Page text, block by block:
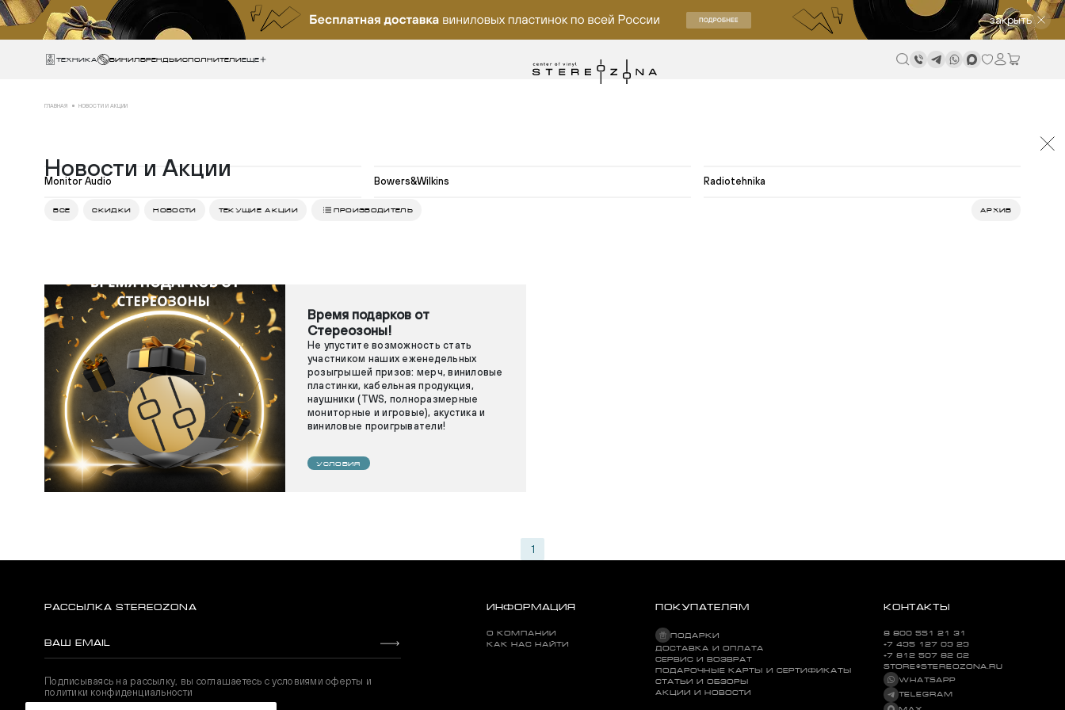
закрыть
Техника ВИНИЛБРЕНДЫИСПОЛНИТЕЛИЕще
ГЛАВНАЯ НОВОСТИ И АКЦИИ
Новости и Акции
Monitor Audio Bowers&Wilkins Radiotehnika
ВСЕ СКИДКИ НОВОСТИ ТЕКУЩИЕ АКЦИИ ПРОИЗВОДИТЕЛЬ АРХИВ
Время подарков от
Стереозоны!
Не упустите возможность стать
участником наших еженедельных
розыгрышей призов: мерч, виниловые
пластинки, кабельная продукция,
наушники (TWS, полноразмерные
мониторные и игровые), акустика и
виниловые проигрыватели!
УСЛОВИЯ
1
РАССЫЛКА STEREOZONA
Подписываясь на рассылку, вы соглашаетесь с условиями оферты и
политики конфиденциальности
ИНФОРМАЦИЯ
О КОМПАНИИ
КАК НАС НАЙТИ
ПОКУПАТЕЛЯМ
ПОДАРКИ
ДОСТАВКА И ОПЛАТА
СЕРВИС И ВОЗВРАТ
ПОДАРОЧНЫЕ КАРТЫ И СЕРТИФИКАТЫ
СТАТЬИ И ОБЗОРЫ
АКЦИИ И НОВОСТИ
КОНТАКТЫ
8 800 551 21 31
+7 495 127 09 29
+7 812 507 82 62
STORE@STEREOZONA.RU
WHATSAPP
TELEGRAM